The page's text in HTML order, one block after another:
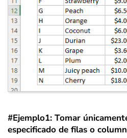
#Ejemplo1: Tomar
especificado de filas o